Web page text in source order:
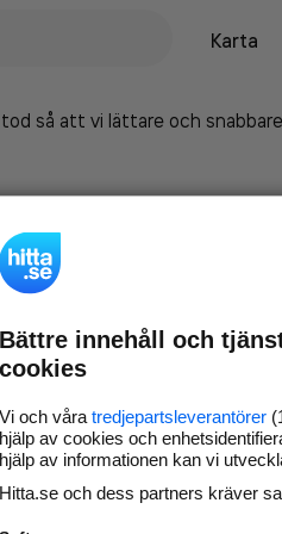
Karta
så att vi lättare och
Bättre innehåll och
cookies
Vi och våra tredjepartsleverantörer
hjälp av cookies och
hjälp av informationen kan vi
Hitta.se och dess partners kräver